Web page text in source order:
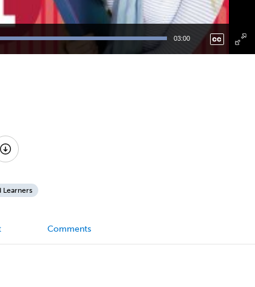
03:00
Learners
Comments